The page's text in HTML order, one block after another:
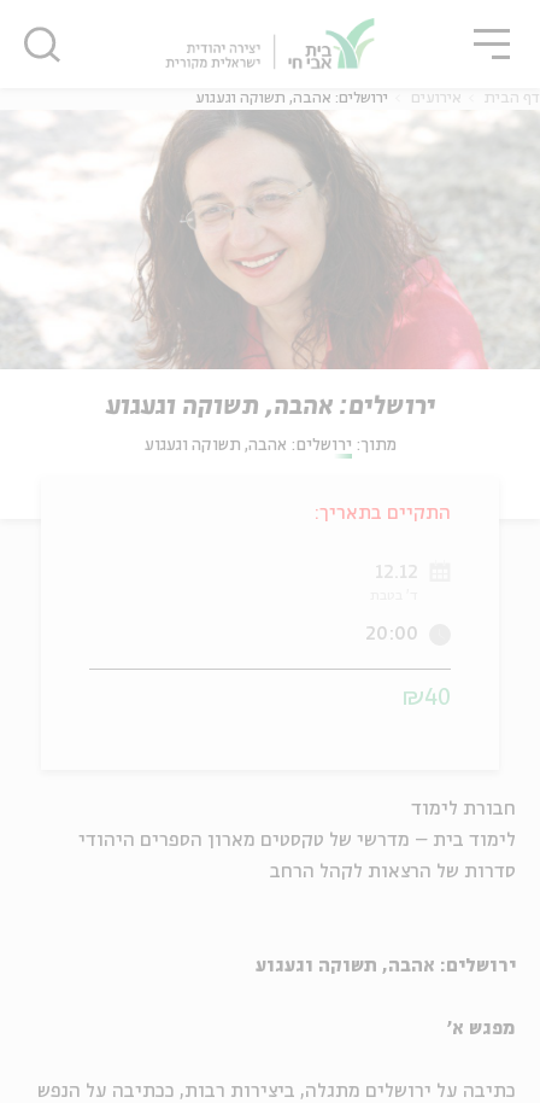
דף הבית אירועים ירושלים: אהבה, תשוקה וגעגוע
ירושלים: אהבה, תשוקה וגעגוע
מתוך: ירושלים: אהבה, תשוקה וגעגוע
חבורת לימוד
לימוד בית – מדרשי של טקסטים מארון הספרים היהודי
סדרות של הרצאות לקהל הרחב
ירושלים: אהבה, תשוקה וגעגוע
מפגש א'
כתיבה על ירושלים מתגלה, ביצירות רבות, ככתיבה על הנפש
התקיים בתאריך:
12.12
20:00
₪40
סגור